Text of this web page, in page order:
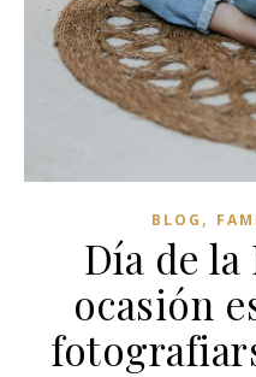
BLOG ,
Día de la
ocasión